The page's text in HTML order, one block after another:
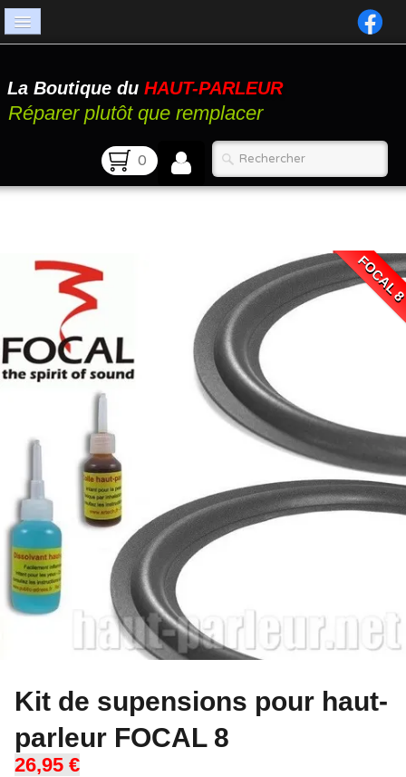
Catalogue
Atelier
La Boutique du HAUT-PARLEUR
Réparer plutôt que remplacer
0
Kit de supensions pour haut-
parleur FOCAL 8
26,95 €